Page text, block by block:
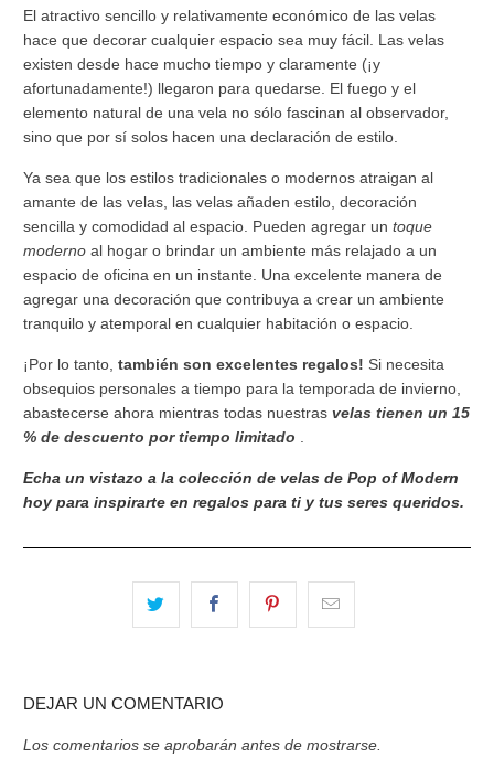
El atractivo sencillo y relativamente económico de las velas
hace que decorar cualquier espacio sea muy fácil. Las velas
existen desde hace mucho tiempo y claramente (¡y
afortunadamente!) llegaron para quedarse. El fuego y el
elemento natural de una vela no sólo fascinan al observador,
sino que por sí solos hacen una declaración de estilo.
Ya sea que los estilos tradicionales o modernos atraigan al
amante de las velas, las velas añaden estilo, decoración
sencilla y comodidad al espacio. Pueden agregar untoque
moderno al hogar o brindar un ambiente más relajado a un
espacio de oficina en un instante. Una excelente manera de
agregar una decoración que contribuya a crear un ambiente
tranquilo y atemporal en cualquier habitación o espacio.
¡Por lo tanto,también son excelentes regalos! Si necesita
obsequios personales a tiempo para la temporada de invierno,
abastecerse ahora mientras todas nuestrasvelas tienen un 15
% de descuento por tiempo limitado
Echa un vistazo a la colección de velas de Pop of Modern
hoy para inspirarte en regalos para ti y tus seres queridos.
DEJAR UN COMENTARIO
Los comentarios se aprobarán antes de mostrarse.